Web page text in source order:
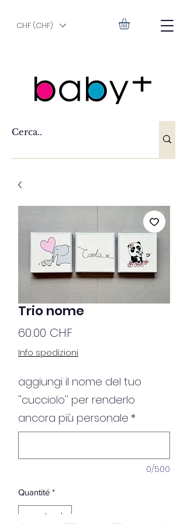
CHF (CHF)
Trio nome
60.00 CHFPrix
Info spedizioni
aggiungi il nome del tuo
''cucciolo'' per renderlo
ancora più personale *
0/500
Quantité *